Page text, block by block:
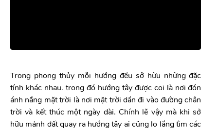
Trong phong thủy mỗi hướng đều sở hữu những đặc
tính khác nhau. trong đó hướng tây được coi là nơi đón
ánh nắng mặt trời là nơi mặt trời dần đi vào đường chân
trời và kết thúc một ngày dài. Chính lẽ vậy mà khi sở
hữu mảnh đất quay ra hướng tây ai cũng lo lắng tìm các